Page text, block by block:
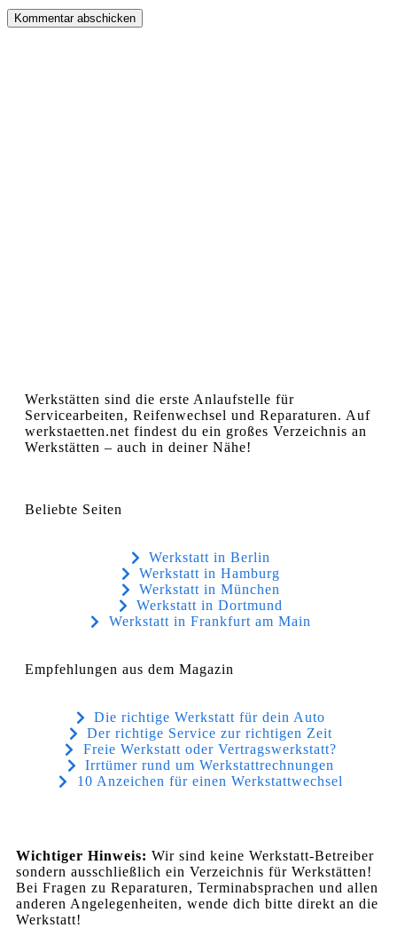
Werkstätten sind die erste Anlaufstelle für
Servicearbeiten, Reifenwechsel und Reparaturen. Auf
werkstaetten.net findest du ein großes Verzeichnis an
Werkstätten – auch in deiner Nähe!
Beliebte Seiten
Werkstatt in Berlin
Werkstatt in Hamburg
Werkstatt in München
Werkstatt in Dortmund
Werkstatt in Frankfurt am Main
Empfehlungen aus dem Magazin
Die richtige Werkstatt für dein Auto
Der richtige Service zur richtigen Zeit
Freie Werkstatt oder Vertragswerkstatt?
Irrtümer rund um Werkstattrechnungen
10 Anzeichen für einen Werkstattwechsel
Wichtiger Hinweis: Wir sind keine Werkstatt-Betreiber
sondern ausschließlich ein Verzeichnis für Werkstätten!
Bei Fragen zu Reparaturen, Terminabsprachen und allen
anderen Angelegenheiten, wende dich bitte direkt an die
Werkstatt!